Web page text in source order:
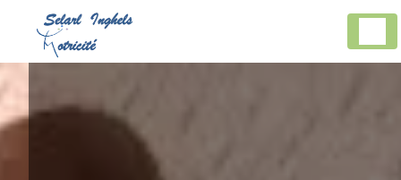
Panneau de gestion des cookies